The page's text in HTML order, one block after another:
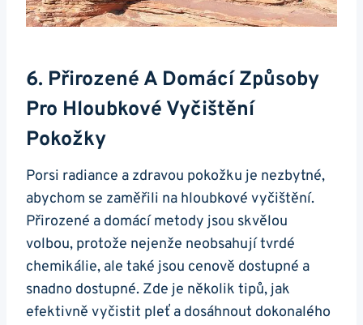
6. Přirozené A Domácí⁢ Způsoby
Pro Hloubkové Vyčištění
Pokožky
Porsi radiance a⁣ zdravou pokožku‌ je nezbytné,
abychom se‌ zaměřili ⁤na ​hloubkové vyčištění.
Přirozené ⁣a ‌domácí⁢ metody‌ jsou skvělou
volbou, protože nejenže neobsahují⁤ tvrdé
chemikálie, ale také jsou cenově dostupné​ a
snadno dostupné. Zde je‍ několik tipů, jak
⁢efektivně vyčistit​ pleť a dosáhnout ​dokonalého